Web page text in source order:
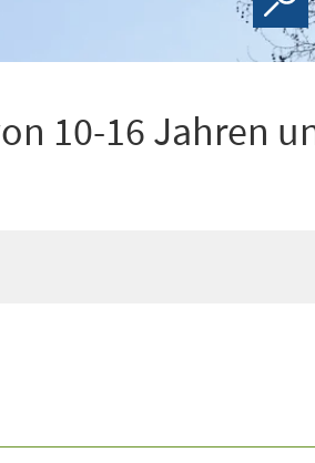
10-16 Jahren